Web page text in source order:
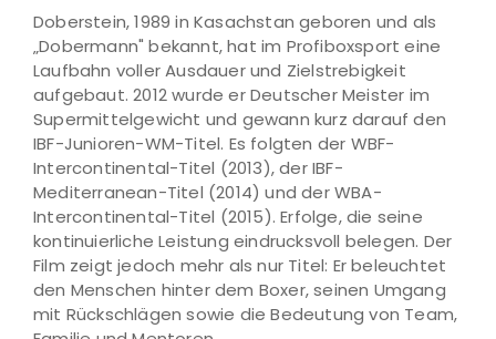
Doberstein, 1989 in Kasachstan geboren und als
„Dobermann" bekannt, hat im Profiboxsport eine
Laufbahn voller Ausdauer und Zielstrebigkeit
aufgebaut. 2012 wurde er Deutscher Meister im
Supermittelgewicht und gewann kurz darauf den
IBF-Junioren-WM-Titel. Es folgten der WBF-
Intercontinental-Titel (2013), der IBF-
Mediterranean-Titel (2014) und der WBA-
Intercontinental-Titel (2015). Erfolge, die seine
kontinuierliche Leistung eindrucksvoll belegen. Der
Film zeigt jedoch mehr als nur Titel: Er beleuchtet
den Menschen hinter dem Boxer, seinen Umgang
mit Rückschlägen sowie die Bedeutung von Team,